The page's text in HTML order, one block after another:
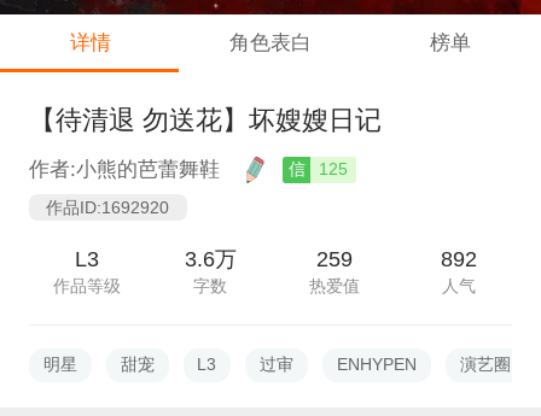
详情 角色表白 榜单
【待清退 勿送花】坏嫂嫂日记
作者:小熊的芭蕾舞鞋 信
125
作品ID:1692920
L3
作品等级
3.6万
字数
259
热爱值
892
人气
明星 甜宠 L3 过审 ENHYPEN 演艺圈